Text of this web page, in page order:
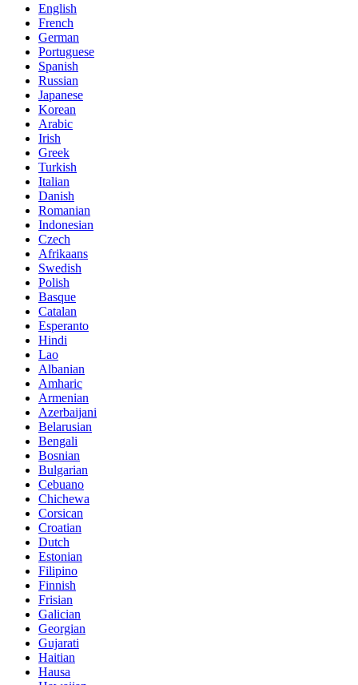
English
French
German
Portuguese
Spanish
Russian
Japanese
Korean
Arabic
Irish
Greek
Turkish
Italian
Danish
Romanian
Indonesian
Czech
Afrikaans
Swedish
Polish
Basque
Catalan
Esperanto
Hindi
Lao
Albanian
Amharic
Armenian
Azerbaijani
Belarusian
Bengali
Bosnian
Bulgarian
Cebuano
Chichewa
Corsican
Croatian
Dutch
Estonian
Filipino
Finnish
Frisian
Galician
Georgian
Gujarati
Haitian
Hausa